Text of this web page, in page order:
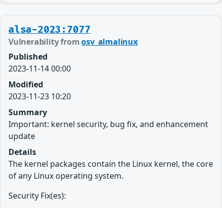
alsa-2023:7077
Vulnerability fromosv_almalinux
Published
2023-11-14 00:00
Modified
2023-11-23 10:20
Summary
Important: kernel security, bug fix, and enhancement
update
Details
The kernel packages contain the Linux kernel, the core
of any Linux operating system.
Security Fix(es):